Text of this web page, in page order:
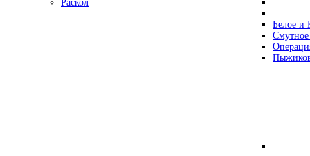
Раскол
Белое и